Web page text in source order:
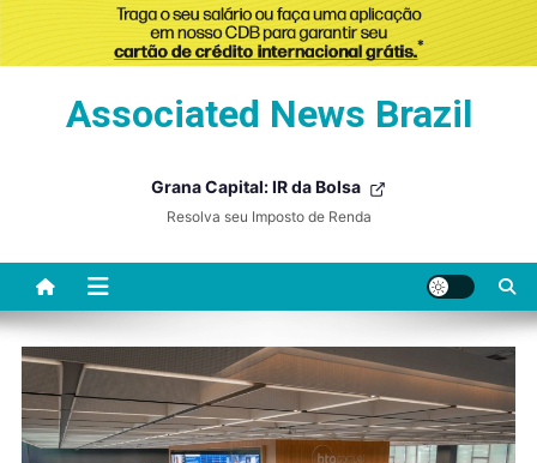
Associated News Brazil
Grana Capital: IR da Bolsa
Resolva seu Imposto de Renda